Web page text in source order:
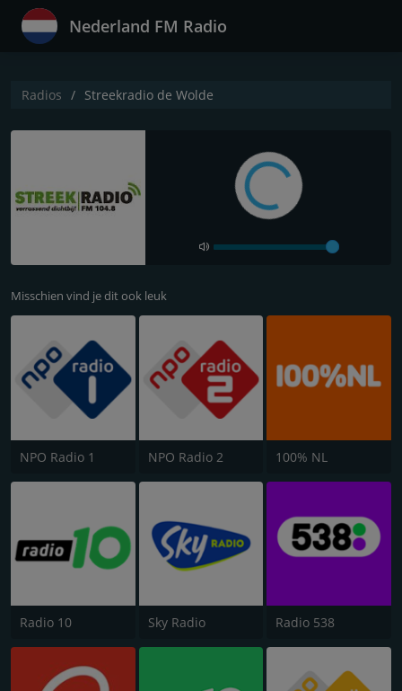
Nederland FM Radio
Radios Streekradio de Wolde
Misschien vind je dit ook leuk
NPO Radio 1 NPO Radio 2 100% NL
Radio 10 Sky Radio Radio 538